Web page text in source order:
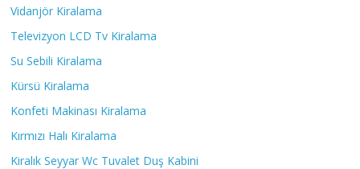
Vidanjör Kiralama
Televizyon LCD Tv Kiralama
Su Sebili Kiralama
Kürsü Kiralama
Konfeti Makinası Kiralama
Kırmızı Halı Kiralama
Kiralık Seyyar Wc Tuvalet Duş Kabini